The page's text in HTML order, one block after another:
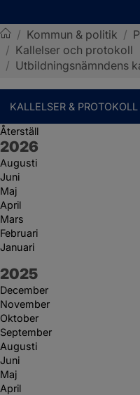
Sotenäs kommun
/ Kommun & politik /
/ Kallelser och protokoll
/ Utbildningsnämndens
KALLELSER & PROTOKOLL
Återställ
År:
2026
Augusti
Juni
Maj
April
Mars
Februari
Januari
År:
2025
December
November
Oktober
September
Augusti
Juni
Maj
April